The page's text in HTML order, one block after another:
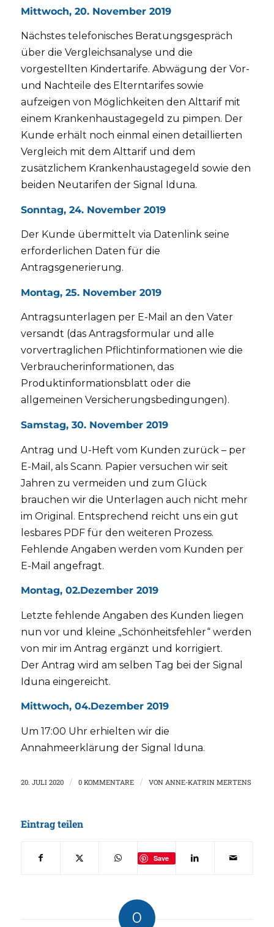
Mittwoch, 20. November 2019
Nächstes telefonisches Beratungsgespräch
über die Vergleichsanalyse und die
vorgestellten Kindertarife. Abwägung der Vor-
und Nachteile des Elterntarifes sowie
aufzeigen von Möglichkeiten den Alttarif mit
einem Krankenhaustagegeld zu pimpen. Der
Kunde erhält noch einmal einen detaillierten
Vergleich mit dem Alttarif und dem
zusätzlichem Krankenhaustagegeld sowie den
beiden Neutarifen der Signal Iduna.
Sonntag, 24. November 2019
Der Kunde übermittelt via Datenlink seine
erforderlichen Daten für die
Antragsgenerierung.
Montag, 25. November 2019
Antragsunterlagen per E-Mail an den Vater
versandt (das Antragsformular und alle
vorvertraglichen Pflichtinformationen wie die
Verbraucherinformationen, das
Produktinformationsblatt oder die
allgemeinen Versicherungsbedingungen).
Samstag, 30. November 2019
Antrag und U-Heft vom Kunden zurück – per
E-Mail, als Scann. Papier versuchen wir seit
Jahren zu vermeiden und zum Glück
brauchen wir die Unterlagen auch nicht mehr
im Original. Entsprechend reicht uns ein gut
lesbares PDF für den weiteren Prozess.
Fehlende Angaben werden vom Kunden per
E-Mail angefragt.
Montag, 02.Dezember 2019
Letzte fehlende Angaben des Kunden liegen
nun vor und kleine „Schönheitsfehler“ werden
von mir im Antrag ergänzt und korrigiert.
Der Antrag wird am selben Tag bei der Signal
Iduna eingereicht.
Mittwoch, 04.Dezember 2019
Um 17:00 Uhr erhielten wir die
Annahmeerklärung der Signal Iduna.
20. JULI 2020 / 0 KOMMENTARE / VON ANNE-KATRIN MERTENS
Eintrag teilen
Save
0